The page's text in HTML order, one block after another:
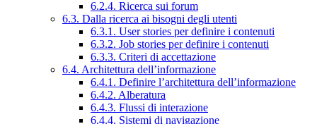
6.2.4. Ricerca sui forum
6.3. Dalla ricerca ai bisogni degli utenti
6.3.1. User stories per definire i contenuti
6.3.2. Job stories per definire i contenuti
6.3.3. Criteri di accettazione
6.4. Architettura dell’informazione
6.4.1. Definire l’architettura dell’informazione
6.4.2. Alberatura
6.4.3. Flussi di interazione
6.4.4. Sistemi di navigazione